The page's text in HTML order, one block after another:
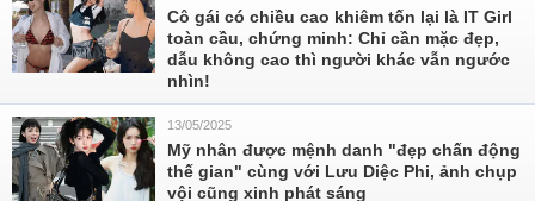
Cô gái có chiều cao khiêm tốn lại là IT Girl
toàn cầu, chứng minh: Chỉ cần mặc đẹp,
dẫu không cao thì người khác vẫn ngước
nhìn!
13/05/2025
Mỹ nhân được mệnh danh "đẹp chấn động
thế gian" cùng với Lưu Diệc Phi, ảnh chụp
vội cũng xinh phát sáng